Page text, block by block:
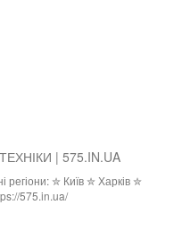
| 575.IN.UA
регіони: ✮ Київ ✮ Харків ✮
575.in.ua/